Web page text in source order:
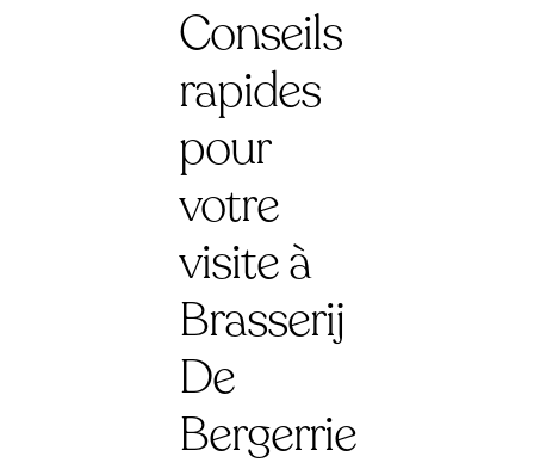
Conseils
rapides
pour
votre
visite à
Brasserij
De
Bergerrie